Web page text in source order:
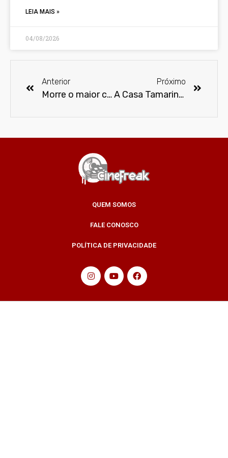
LEIA MAIS »
04/08/2026
Anterior
Morre o maior crítico de cinema do Brasil, Rubens Ewald Filho
Próximo
A Casa Tamarindo de Arte e Cultura e a Plasticine Produções vão realizar o 1º Festival Cultural LGBT+
QUEM SOMOS
FALE CONOSCO
POLÍTICA DE PRIVACIDADE